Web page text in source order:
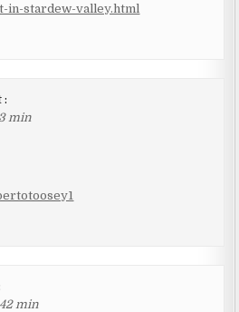
in-stardew-valley.html
:
min
42 min